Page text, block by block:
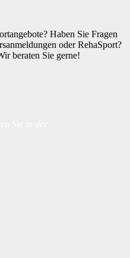
Haben Sie Fragen
oder RehaSport?
beraten Sie gerne!